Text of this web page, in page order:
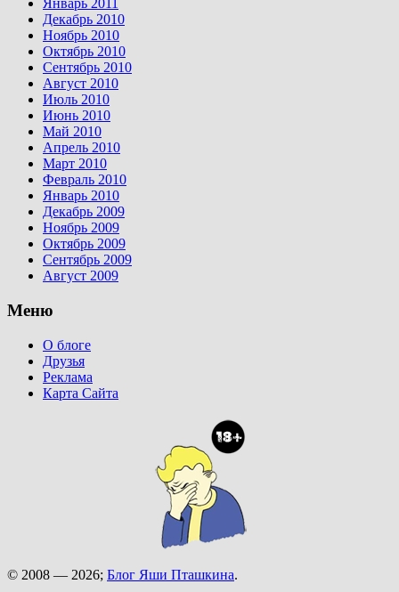
Январь 2011
Декабрь 2010
Ноябрь 2010
Октябрь 2010
Сентябрь 2010
Август 2010
Июль 2010
Июнь 2010
Май 2010
Апрель 2010
Март 2010
Февраль 2010
Январь 2010
Декабрь 2009
Ноябрь 2009
Октябрь 2009
Сентябрь 2009
Август 2009
Меню
О блоге
Друзья
Реклама
Карта Сайта
© 2008 — 2026; Блог Яши Пташкина.